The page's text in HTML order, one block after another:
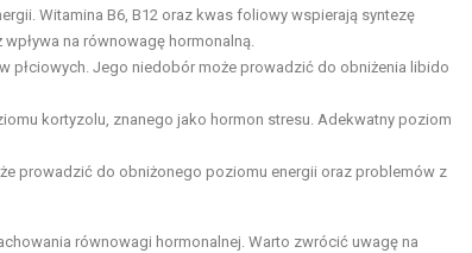
Witamina B6, B12 oraz kwas foliowy wspierają syntezę
na równowagę hormonalną.
płciowych. Jego niedobór może prowadzić do obniżenia libido
kortyzolu, znanego jako hormon stresu. Adekwatny poziom
prowadzić do obniżonego poziomu energii oraz problemów z
równowagi hormonalnej. Warto zwrócić uwagę na